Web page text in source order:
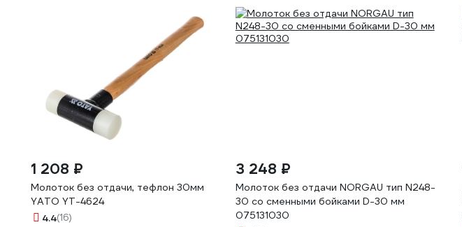
1 208 ₽
Молоток без отдачи, тефлон 30мм
YATO YT-4624
4.4(16)
3 248 ₽
Молоток без отдачи NORGAU тип N248-
30 со сменными бойками D-30 мм
075131030